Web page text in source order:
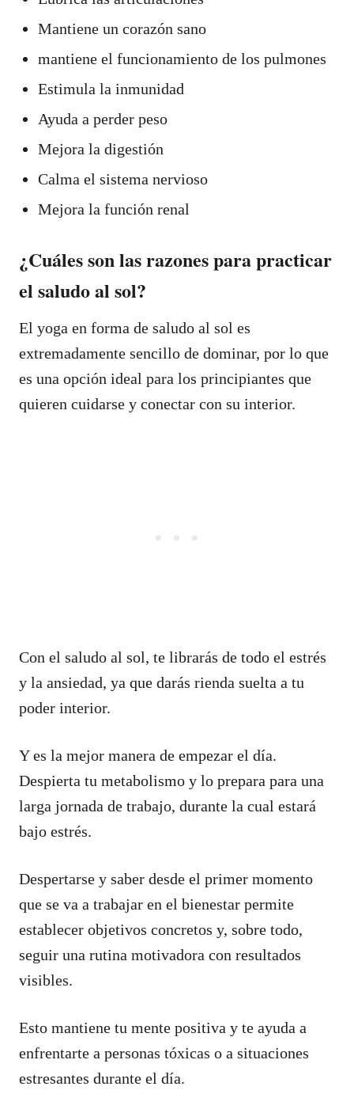
Mantiene un corazón sano
mantiene el funcionamiento de los pulmones
Estimula la inmunidad
Ayuda a perder peso
Mejora la digestión
Calma el sistema nervioso
Mejora la función renal
¿Cuáles son las razones para practicar
el saludo al sol?
El yoga en forma de saludo al sol es
extremadamente sencillo de dominar, por lo que
es una opción ideal para los principiantes que
quieren cuidarse y conectar con su interior.
Con el saludo al sol, te librarás de todo el estrés
y la ansiedad, ya que darás rienda suelta a tu
poder interior.
Y es la mejor manera de empezar el día.
Despierta tu metabolismo y lo prepara para una
larga jornada de trabajo, durante la cual estará
bajo estrés.
Despertarse y saber desde el primer momento
que se va a trabajar en el bienestar permite
establecer objetivos concretos y, sobre todo,
seguir una rutina motivadora con resultados
visibles.
Esto mantiene tu mente positiva y te ayuda a
enfrentarte a personas tóxicas o a situaciones
estresantes durante el día.